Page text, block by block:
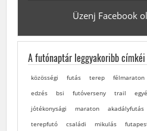
Üzenj Facebook
A futónaptár leggyakoribb címkéi
közösségi futás terep félmaraton
edzés
bsi futóverseny trail
jótékonysági
maraton akadályfutás
terepfutó
családi mikulás